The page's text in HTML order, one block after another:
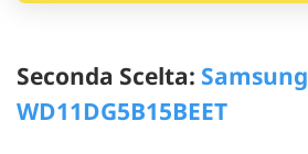
Seconda Scelta: Samsung
WD11DG5B15BEET